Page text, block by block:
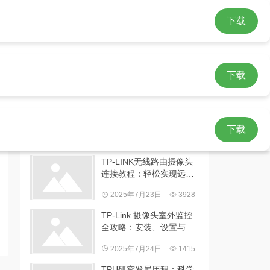
下载
下载
下载
TP-LINK无线路由摄像头
连接教程：轻松实现远程
2025年7月23日 3928
TP-Link 摄像头室外监控
全攻略：安装、设置与防
2025年7月24日 1415